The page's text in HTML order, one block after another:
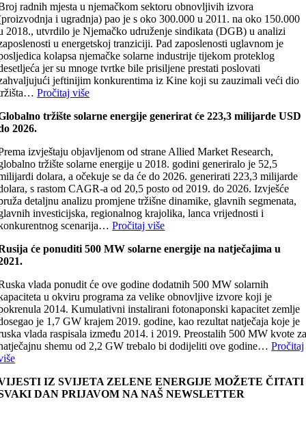
radnih mjesta u njemačkom sektoru obnovljivih izvora
i ugradnja) pao je s oko 300.000 u 2011. na oko 150.000
2018., utvrdilo je Njemačko udruženje sindikata (DGB) u analizi
u energetskoj tranziciji. Pad zaposlenosti uglavnom je
kolapsa njemačke solarne industrije tijekom proteklog
jer su mnoge tvrtke bile prisiljene prestati poslovati
jeftinijim konkurentima iz Kine koji su zauzimali veći dio
Pročitaj više
tržište solarne energije generirat će 223,3 milijarde USD
2026.
izvještaju objavljenom od strane Allied Market Research,
tržište solarne energije u 2018. godini generiralo je 52,5
dolara, a očekuje se da će do 2026. generirati 223,3 milijarde
s rastom CAGR-a od 20,5 posto od 2019. do 2026. Izvješće
detaljnu analizu promjene tržišne dinamike, glavnih segmenata,
investicijska, regionalnog krajolika, lanca vrijednosti i
scenarija…Pročitaj više
će ponuditi 500 MW solarne energije na natječajima u
vlada ponudit će ove godine dodatnih 500 MW solarnih
u okviru programa za velike obnovljive izvore koji je
2014. Kumulativni instalirani fotonaponski kapacitet zemlje
je 1,7 GW krajem 2019. godine, kao rezultat natječaja koje je
vlada raspisala između 2014. i 2019. Preostalih 500 MW kvote
shemu od 2,2 GW trebalo bi dodijeliti ove godine…Pročitaj
IZ SVIJETA ZELENE ENERGIJE MOŽETE ČITATI
DAN PRIJAVOM NA NAŠ NEWSLETTER